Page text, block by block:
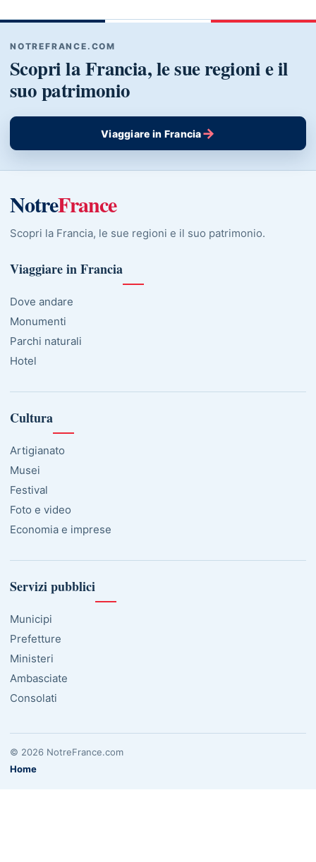
NOTREFRANCE.COM
Scopri la Francia, le sue regioni e il
suo patrimonio
Viaggiare in Francia→
NotreFrance
Scopri la Francia, le sue regioni e il suo patrimonio.
Viaggiare in Francia
Dove andare
Monumenti
Parchi naturali
Hotel
Cultura
Artigianato
Musei
Festival
Foto e video
Economia e imprese
Servizi pubblici
Municipi
Prefetture
Ministeri
Ambasciate
Consolati
© 2026 NotreFrance.com
Home